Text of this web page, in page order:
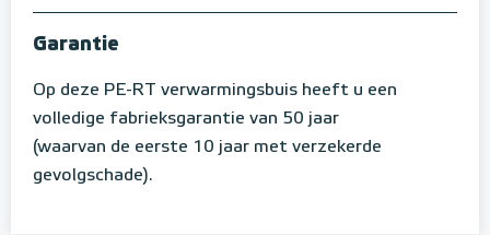
Garantie
Op deze PE-RT verwarmingsbuis heeft u een
volledige fabrieksgarantie van 50 jaar
(waarvan de eerste 10 jaar met verzekerde
gevolgschade).